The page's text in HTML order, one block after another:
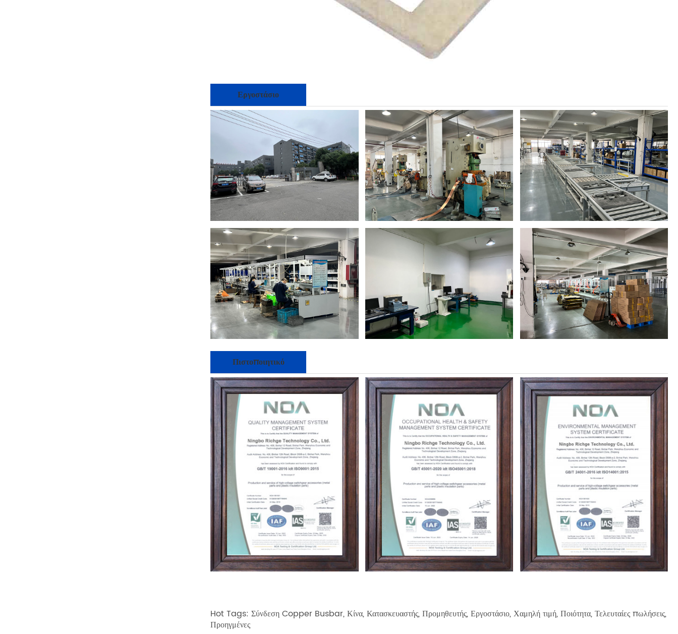
Εργοστάσιο
Πιστοποιητικό
Hot Tags: Σύνδεση Copper Busbar, Κίνα, Κατασκευαστής, Προμηθευτής, Εργοστάσιο, Χαμηλή τιμή, Ποιότητα, Τελευταίες πωλήσεις,
Προηγμένες